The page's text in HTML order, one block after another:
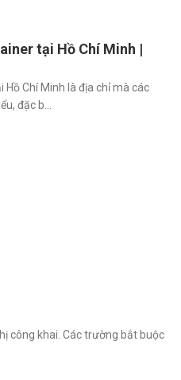
tại Hồ Chí Minh |
Hồ Chí Minh là địa chỉ mà các
đặc b...
công khai. Các trường bắt buộc